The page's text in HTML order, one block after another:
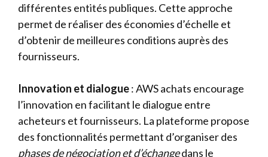
différentes entités publiques. Cette approche
permet de réaliser des économies d’échelle et
d’obtenir de meilleures conditions auprès des
fournisseurs.
Innovation et dialogue: AWS achats encourage
l’innovation en facilitant le dialogue entre
acheteurs et fournisseurs. La plateforme propose
des fonctionnalités permettant d’organiser des
phases de négociation et d’échangedans le